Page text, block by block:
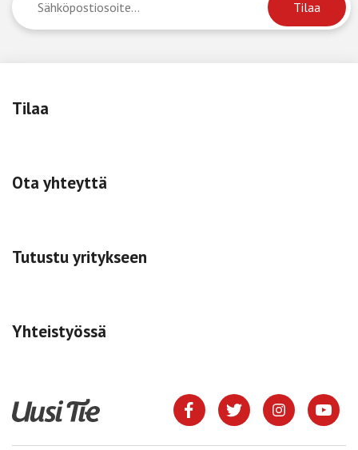
Tilaa
Ota yhteyttä
Tutustu yritykseen
Yhteistyössä